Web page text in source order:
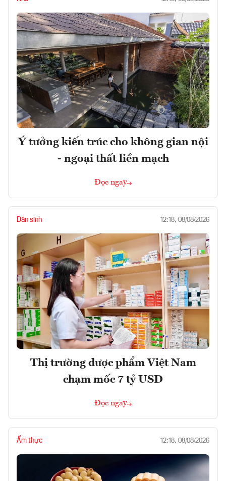
Ý tưởng kiến trúc cho không gian nội
- ngoại thất liền mạch
Đọc ngay
Dân sinh 12:18, 08/08/2026
Thị trường dược phẩm Việt Nam
chạm mốc 7 tỷ USD
Đọc ngay
Ẩm thực 12:18, 08/08/2026